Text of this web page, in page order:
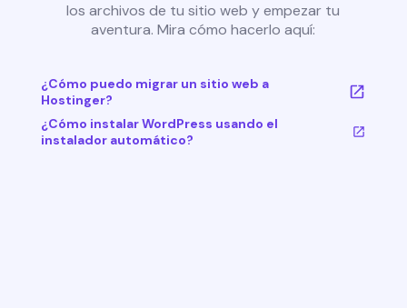
los archivos de tu sitio web y empezar tu
aventura. Mira cómo hacerlo aquí:
¿Cómo puedo migrar un sitio web a
Hostinger?
¿Cómo instalar WordPress usando el
instalador automático?